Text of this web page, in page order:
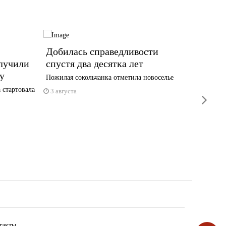
Добилась справедливости
спустя два десятка лет
Пожилая сокольчанка отметила новоселье
3 августа